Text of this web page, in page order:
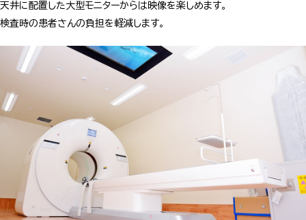
天井に配置した大型モニターからは映像を楽しめます。
検査時の患者さんの負担を軽減します。